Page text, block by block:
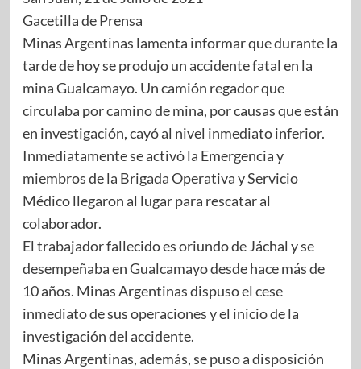
Gacetilla de Prensa
Minas Argentinas lamenta informar que durante la
tarde de hoy se produjo un accidente fatal en la
mina Gualcamayo. Un camión regador que
circulaba por camino de mina, por causas que están
en investigación, cayó al nivel inmediato inferior.
Inmediatamente se activó la Emergencia y
miembros de la Brigada Operativa y Servicio
Médico llegaron al lugar para rescatar al
colaborador.
El trabajador fallecido es oriundo de Jáchal y se
desempeñaba en Gualcamayo desde hace más de
10 años. Minas Argentinas dispuso el cese
inmediato de sus operaciones y el inicio de la
investigación del accidente.
Minas Argentinas, además, se puso a disposición